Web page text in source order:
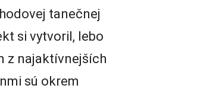
tanečnej
si vytvoril, lebo
z najaktívnejších
sú okrem